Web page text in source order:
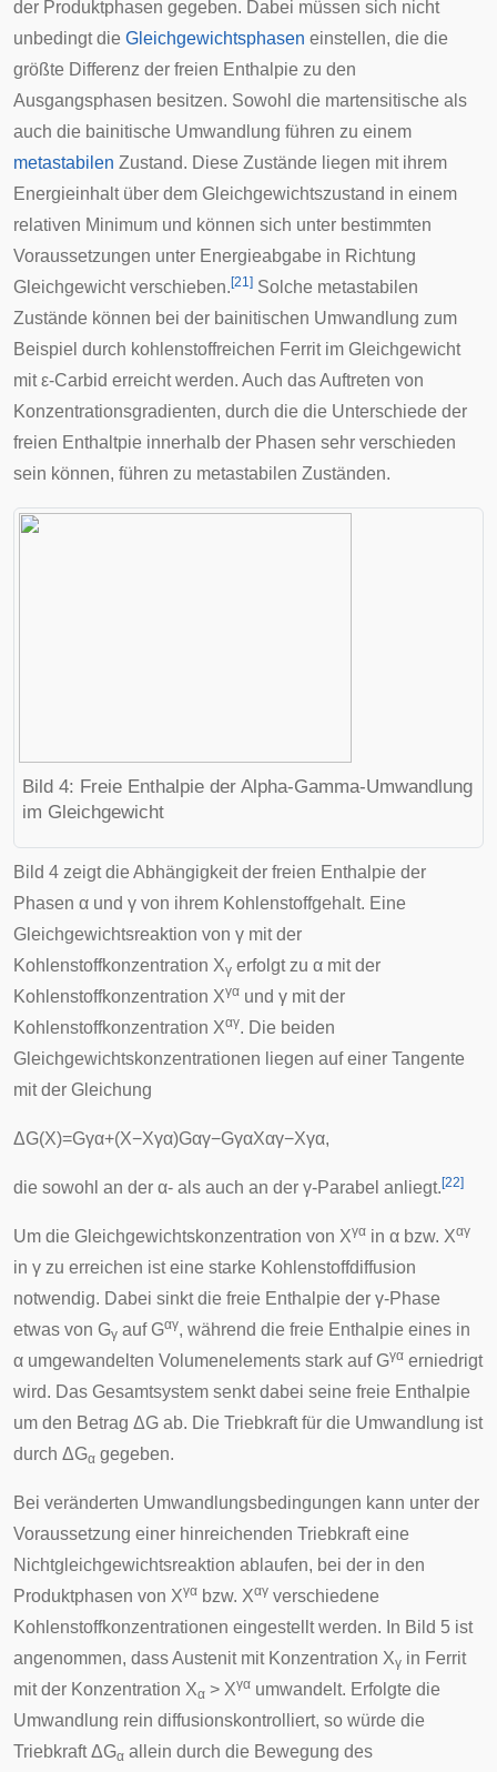
der Produktphasen gegeben. Dabei müssen sich nicht
unbedingt die Gleichgewichtsphasen einstellen, die die
größte Differenz der freien Enthalpie zu den
Ausgangsphasen besitzen. Sowohl die martensitische als
auch die bainitische Umwandlung führen zu einem
metastabilen Zustand. Diese Zustände liegen mit ihrem
Energieinhalt über dem Gleichgewichtszustand in einem
relativen Minimum und können sich unter bestimmten
Voraussetzungen unter Energieabgabe in Richtung
Gleichgewicht verschieben. [21] Solche metastabilen
Zustände können bei der bainitischen Umwandlung zum
Beispiel durch kohlenstoffreichen Ferrit im Gleichgewicht
mit ε-Carbid erreicht werden. Auch das Auftreten von
Konzentrationsgradienten, durch die die Unterschiede der
freien Enthaltpie innerhalb der Phasen sehr verschieden
sein können, führen zu metastabilen Zuständen.
Bild 4: Freie Enthalpie der Alpha-Gamma-Umwandlung
im Gleichgewicht
Bild 4 zeigt die Abhängigkeit der freien Enthalpie der
Phasen α und γ von ihrem Kohlenstoffgehalt. Eine
Gleichgewichtsreaktion von γ mit der
Kohlenstoffkonzentration Xγ erfolgt zu α mit der
Kohlenstoffkonzentration Xγα und γ mit der
Kohlenstoffkonzentration Xαγ. Die beiden
Gleichgewichtskonzentrationen liegen auf einer Tangente
mit der Gleichung
ΔG(X)=Gγα+(X−Xγα)Gαγ−GγαXαγ−Xγα,
die sowohl an der α- als auch an der γ-Parabel anliegt. [22]
Um die Gleichgewichtskonzentration von Xγα in α bzw. Xαγ
in γ zu erreichen ist eine starke Kohlenstoffdiffusion
notwendig. Dabei sinkt die freie Enthalpie der γ-Phase
etwas von Gγ auf Gαγ, während die freie Enthalpie eines in
α umgewandelten Volumenelements stark auf Gγα erniedrigt
wird. Das Gesamtsystem senkt dabei seine freie Enthalpie
um den Betrag ΔG ab. Die Triebkraft für die Umwandlung ist
durch ΔGα gegeben.
Bei veränderten Umwandlungsbedingungen kann unter der
Voraussetzung einer hinreichenden Triebkraft eine
Nichtgleichgewichtsreaktion ablaufen, bei der in den
Produktphasen von Xγα bzw. Xαγ verschiedene
Kohlenstoffkonzentrationen eingestellt werden. In Bild 5 ist
angenommen, dass Austenit mit Konzentration Xγ in Ferrit
mit der Konzentration Xα > Xγα umwandelt. Erfolgte die
Umwandlung rein diffusionskontrolliert, so würde die
Triebkraft ΔGα allein durch die Bewegung des